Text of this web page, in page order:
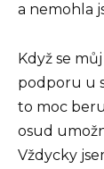
a nemohla
Když se
podporu u
to moc
osud
Vždycky